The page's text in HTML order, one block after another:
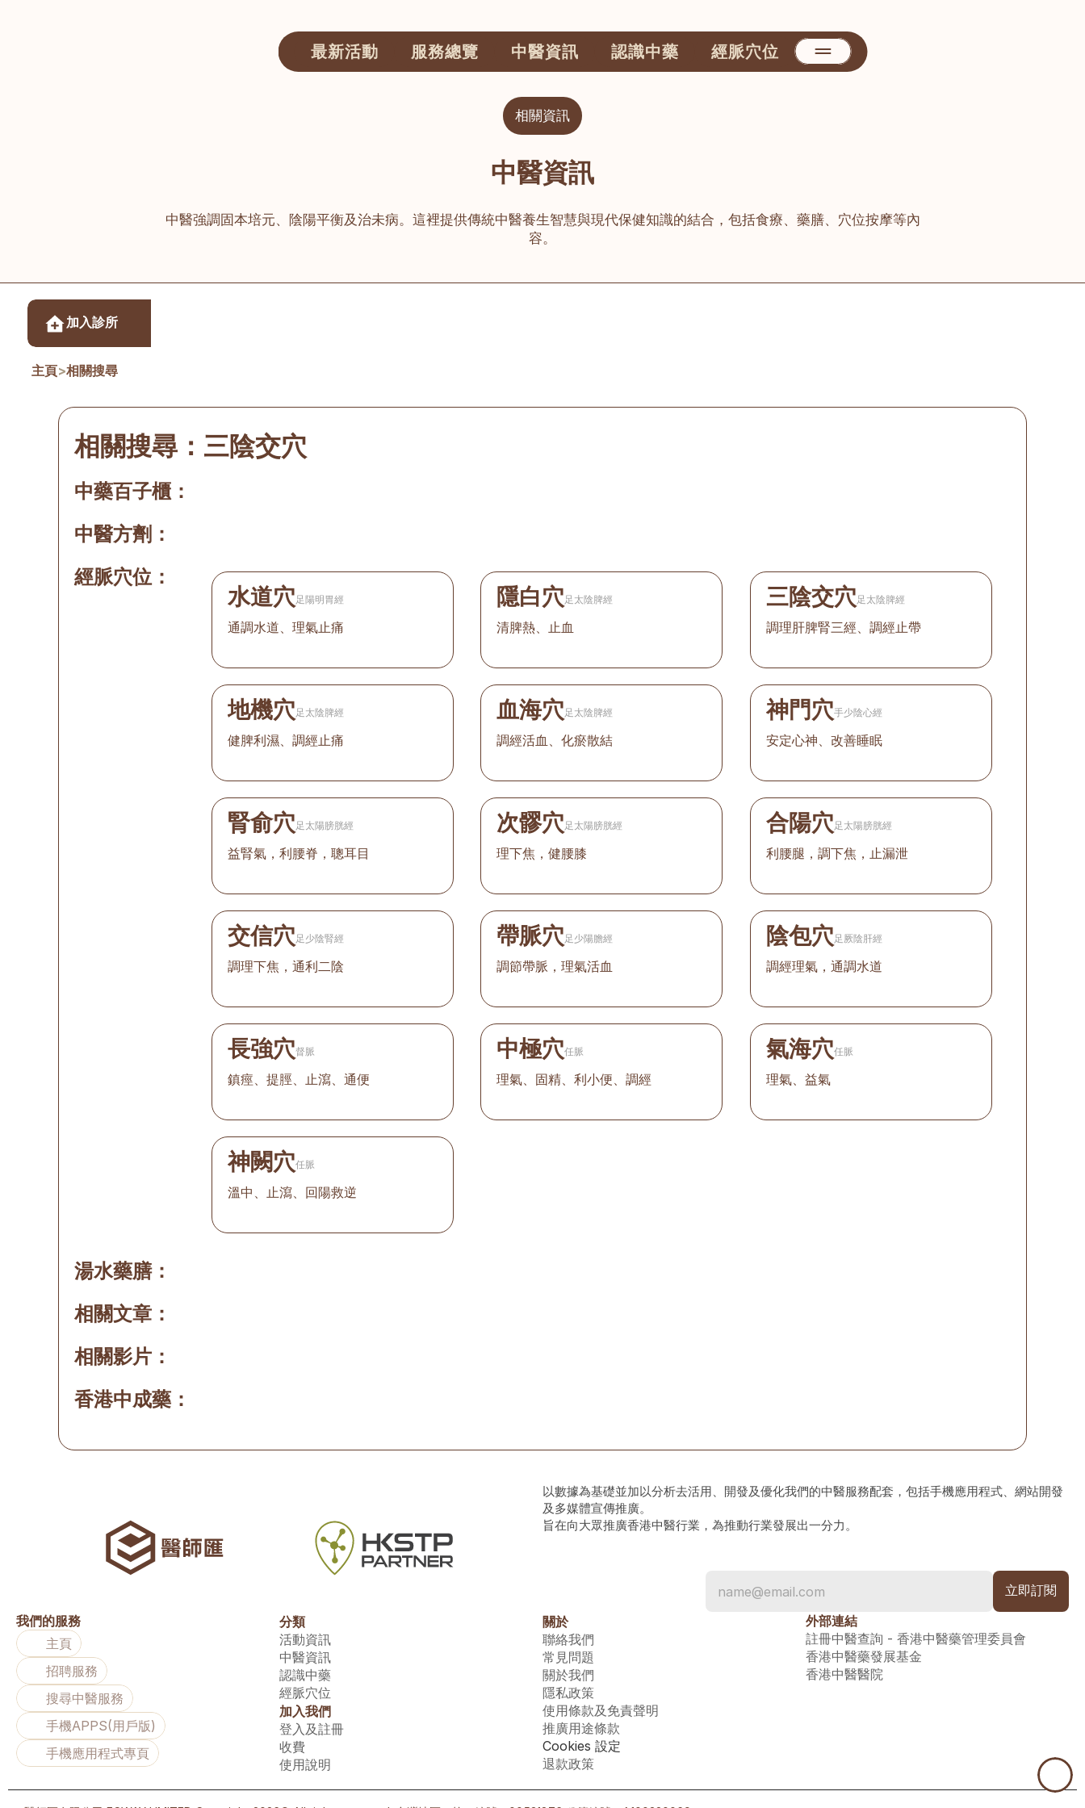
最新活動 服務總覽 中醫資訊 認識中藥 經脈穴位
相關資訊
中醫資訊
中醫強調固本培元、陰陽平衡及治未病。這裡提供傳統中醫養生智慧與現代保健知識的結合，包括食療、藥膳、穴位按摩等內
容。
加入診所
主頁>相關搜尋
相關搜尋： 三陰交穴
中藥百子櫃：
中醫方劑：
經脈穴位：
水道穴 足陽明胃經
通調水道、理氣止痛
隱白穴足太陰脾經
清脾熱、止血
三陰交穴 足太陰脾經
調理肝脾腎三經、調經止帶
地機穴 足太陰脾經
健脾利濕、調經止痛
血海穴足太陰脾經
調經活血、化瘀散結
神門穴手少陰心經
安定心神、改善睡眠
腎俞穴 足太陽膀胱經
益腎氣，利腰脊，聰耳目
次髎穴足太陽膀胱經
理下焦，健腰膝
合陽穴 足太陽膀胱經
利腰腿，調下焦，止漏泄
交信穴 足少陰腎經
調理下焦，通利二陰
帶脈穴足少陽膽經
調節帶脈，理氣活血
陰包穴 足厥陰肝經
調經理氣，通調水道
長強穴督脈
鎮痙、提脛、止瀉、通便
中極穴任脈
理氣、固精、利小便、調經
氣海穴任脈
理氣、益氣
神闕穴任脈
溫中、止瀉、回陽救逆
湯水藥膳：
相關文章：
相關影片：
香港中成藥：
以數據為基礎並加以分析去活用、開發及優化我們的中醫服務配套，包括手機應用程式、網站開發
及多媒體宣傳推廣。
旨在向大眾推廣香港中醫行業，為推動行業發展出一分力。
我們的服務
主頁
招聘服務
搜尋中醫服務
手機APPS(用戶版)
手機應用程式專頁
分類
活動資訊
中醫資訊
認識中藥
經脈穴位
加入我們
登入及註冊
收費
使用說明
關於
聯絡我們
常見問題
關於我們
隱私政策
使用條款及免責聲明
推廣用途條款
Cookies 設定
退款政策
外部連結
註冊中醫查詢 - 香港中醫藥管理委員會
香港中醫藥發展基金
香港中醫醫院